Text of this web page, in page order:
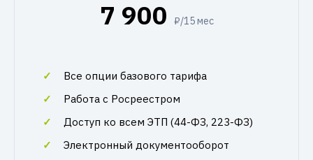
7 900 ₽/15 мес
Все опции базового тарифа
Работа с Росреестром
Доступ ко всем ЭТП (44-ФЗ, 223-ФЗ)
Электронный документооборот